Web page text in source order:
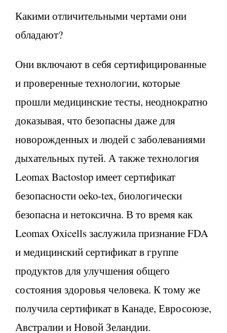
Какими отличительными чертами они
обладают?
Они включают в себя сертифицированные
и проверенные технологии, которые
прошли медицинские тесты, неоднократно
доказывая, что безопасны даже для
новорожденных и людей с заболеваниями
дыхательных путей. А также технология
Leomax Bactostop имеет сертификат
безопасности oeko-tex, биологически
безопасна и нетоксична. В то время как
Leomax Oxicells заслужила признание FDA
и медицинский сертификат в группе
продуктов для улучшения общего
состояния здоровья человека. К тому же
получила сертификат в Канаде, Евросоюзе,
Австралии и Новой Зеландии.